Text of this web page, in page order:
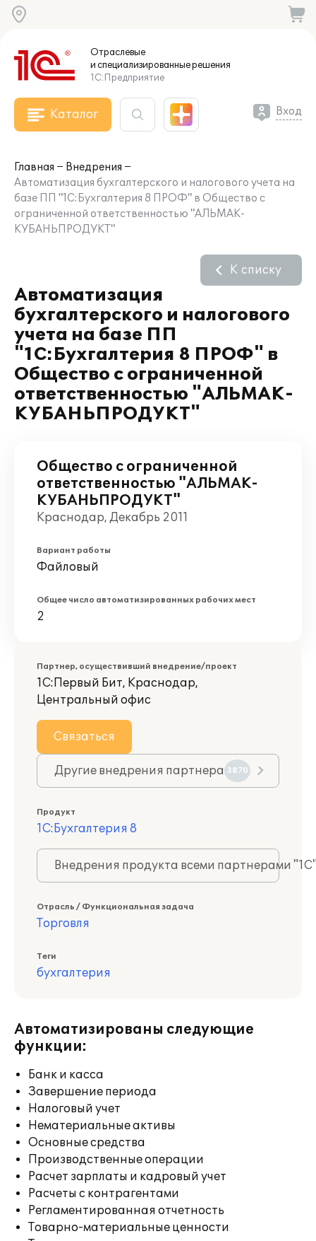
Отраслевые
и специализированныерешения
1С:Предприятие
Каталог Вход
Главная
Внедрения
Автоматизация бухгалтерского и налогового учета на
базе ПП "1С:Бухгалтерия 8 ПРОФ" в Общество с
ограниченной ответственностью "АЛЬМАК-
КУБАНЬПРОДУКТ"
Автоматизация
бухгалтерского и налогового
учета на базе ПП
"1С:Бухгалтерия 8 ПРОФ" в
Общество с ограниченной
ответственностью "АЛЬМАК-
КУБАНЬПРОДУКТ"
К списку
Общество с ограниченной
ответственностью "АЛЬМАК-
КУБАНЬПРОДУКТ"
Краснодар, Декабрь 2011
Вариант работы
Файловый
Общее число автоматизированных рабочих мест
2
Партнер, осуществивший внедрение/проект
1С:Первый Бит, Краснодар,
Центральный офис
Связаться
Другие внедрения партнера 3870
Продукт
1С:Бухгалтерия 8
Внедрения продукта всеми партнерами
Отрасль / Функциональная задача
Торговля
Теги
бухгалтерия
Автоматизированы следующие
функции:
Банк и касса
Завершение периода
Налоговый учет
Нематериальные активы
Основные средства
Производственные операции
Расчет зарплаты и кадровый учет
Расчеты с контрагентами
Регламентированная отчетность
Товарно-материальные ценности